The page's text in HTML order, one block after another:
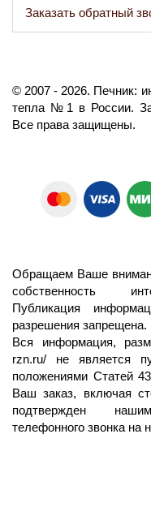
Заказать обратный
©️ 2007 - 2026. Печник:
тепла №1 в России.
Все права защищены.
Обращаем Ваше
собственность
Публикация
разрешения запрещена.
Вся информация,
rzn.ru/ не является
положениями Статей
Ваш заказ, включая
подтвержден
телефонного звонка на